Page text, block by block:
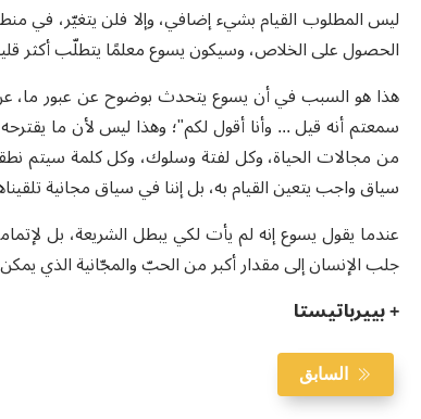
ليس المطلوب القيام بشيء إضافي، وإلا فلن يتغيّر، في
الحصول على الخلاص، وسيكون يسوع معلمًا يتطلّب أكثر
هذا هو السبب في أن يسوع يتحدث بوضوح عن عبور ما، عن
سمعتم أنه قيل ... وأنا أقول لكم"؛ وهذا ليس لأن ما
من مجالات الحياة، وكل لفتة وسلوك، وكل كلمة سيتم
سياق واجب يتعين القيام به، بل إننا في سياق مجانية
عندما يقول يسوع إنه لم يأت لكي يبطل الشريعة، بل
جلب الإنسان إلى مقدار أكبر من الحبّ والمجّانية الذي
+ بييرباتيستا
السابق